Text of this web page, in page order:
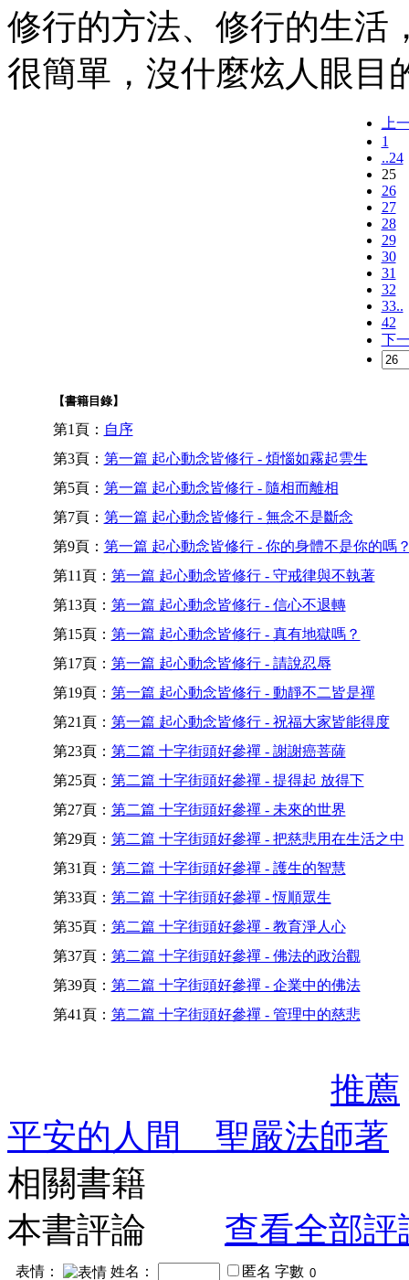
修行的方法、修行的生活
很簡單，沒什麼炫人眼目
上
1
..24
25
26
27
28
29
30
31
32
33..
42
下
【書籍目錄】
第1頁： 自序
第3頁： 第一篇 起心動念皆修行 - 煩惱如霧起雲生
第5頁： 第一篇 起心動念皆修行 - 隨相而離相
第7頁： 第一篇 起心動念皆修行 - 無念不是斷念
第9頁： 第一篇 起心動念皆修行 - 你的身體不是你的嗎
第11頁： 第一篇 起心動念皆修行 - 守戒律與不執著
第13頁： 第一篇 起心動念皆修行 - 信心不退轉
第15頁： 第一篇 起心動念皆修行 - 真有地獄嗎？
第17頁： 第一篇 起心動念皆修行 - 請說忍辱
第19頁： 第一篇 起心動念皆修行 - 動靜不二皆是禪
第21頁： 第一篇 起心動念皆修行 - 祝福大家皆能得度
第23頁： 第二篇 十字街頭好參禪 - 謝謝癌菩薩
第25頁： 第二篇 十字街頭好參禪 - 提得起 放得下
第27頁： 第二篇 十字街頭好參禪 - 未來的世界
第29頁： 第二篇 十字街頭好參禪 - 把慈悲用在生活之中
第31頁： 第二篇 十字街頭好參禪 - 護生的智慧
第33頁： 第二篇 十字街頭好參禪 - 恆順眾生
第35頁： 第二篇 十字街頭好參禪 - 教育淨人心
第37頁： 第二篇 十字街頭好參禪 - 佛法的政治觀
第39頁： 第二篇 十字街頭好參禪 - 企業中的佛法
第41頁： 第二篇 十字街頭好參禪 - 管理中的慈悲
推薦
平安的人間 聖嚴法師著
相關書籍
本書評論
查看全部評
表情： 姓名： 匿名 字數